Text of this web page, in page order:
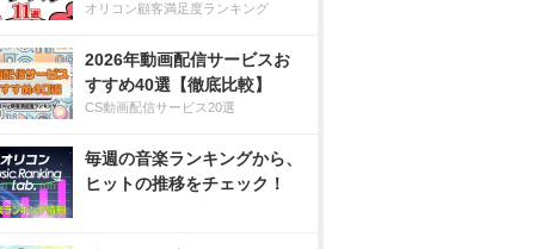
オリコン顧客満足度ランキング
2026年動画配信サービスお
すすめ40選【徹底比較】
CS動画配信サービス20選
毎週の音楽ランキングから、
ヒットの推移をチェック！